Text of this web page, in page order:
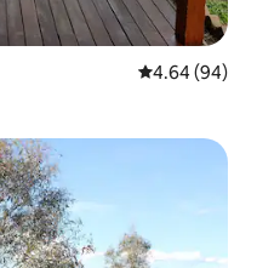
Calificación
4.64 (94)